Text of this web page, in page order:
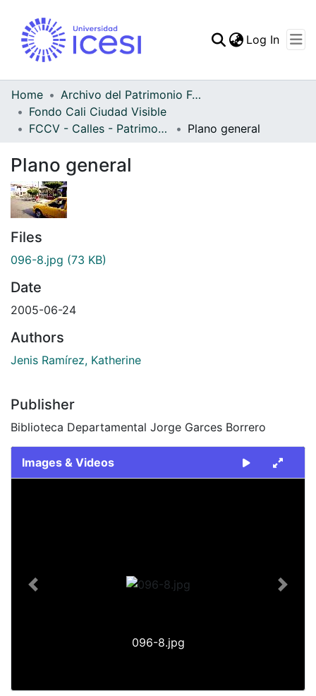
Log In
Home
Archivo del Patrimonio Fotográfico y Fílmico del Valle del Cauca
Fondo Cali Ciudad Visible
FCCV - Calles - Patrimonial
Plano general
Plano general
Files
096-8.jpg (73 KB)
Date
2005-06-24
Authors
Jenis Ramírez, Katherine
Publisher
Biblioteca Departamental Jorge Garces Borrero
Images & Videos
096-8.jpg
Previous Next